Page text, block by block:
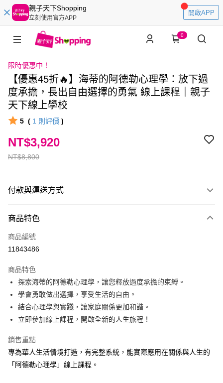
親子天下Shopping
立刻使用官方APP
開啟APP
0
限時優惠中！
【優惠45折🔥】海蒂的阿德勒心理學：放下過
度承擔，長出自由選擇的勇氣 線上課程｜親子
天下線上學校
5 ( 1 則評價 )
NT$8,800
NT$3,920
付款與運送方式
信用卡一次付款
ATM付款
運送方式
數位發送
免運費
商品特色
商品編號
11843486
商品特色
探索海蒂的阿德勒心理學，讓您釋放過度承擔的束縛。
學會勇敢做出選擇，享受生活的自由。
結合心理學與實踐，讓家庭關係更加和諧。
立即參加線上課程，開啟全新的人生旅程！
銷售重點
專為華人生活情境打造，有完整系統，能實際應用在關係與人生的
「阿德勒心理學」線上課程。